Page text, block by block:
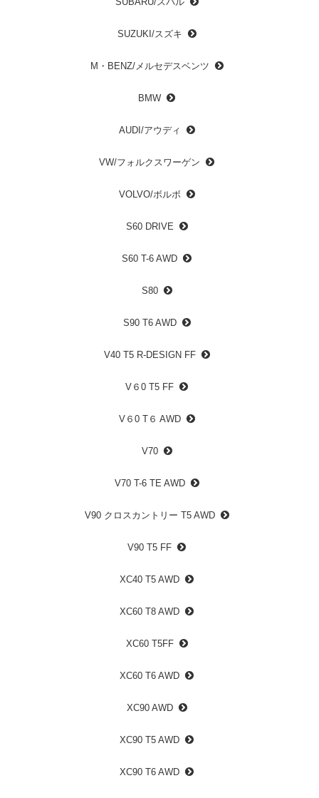
SUZUKI/スズキ
M・BENZ/メルセデスベンツ
BMW
AUDI/アウディ
VW/フォルクスワーゲン
VOLVO/ボルボ
S60 DRIVE
S60 T-6 AWD
S80
S90 T6 AWD
V40 T5 R-DESIGN FF
V６0 T5 FF
V６0 T６ AWD
V70
V70 T-6 TE AWD
V90 クロスカントリー T5 AWD
V90 T5 FF
XC40 T5 AWD
XC60 T8 AWD
XC60 T5FF
XC60 T6 AWD
XC90 AWD
XC90 T5 AWD
XC90 T6 AWD